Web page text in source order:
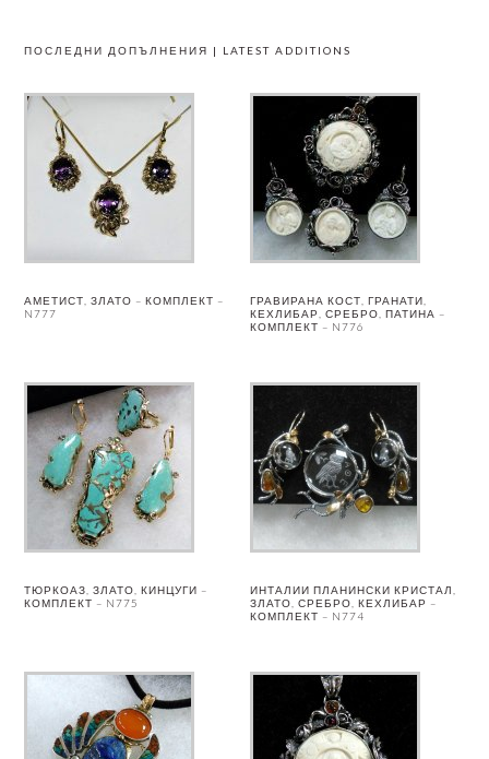
ПОСЛЕДНИ ДОПЪЛНЕНИЯ | LATEST ADDITIONS
АМЕТИСТ, ЗЛАТО – КОМПЛЕКТ –
N777
ГРАВИРАНА КОСТ, ГРАНАТИ,
КЕХЛИБАР, СРЕБРО, ПАТИНА –
КОМПЛЕКТ – N776
ТЮРКОАЗ, ЗЛАТО, КИНЦУГИ –
КОМПЛЕКТ – N775
ИНТАЛИИ ПЛАНИНСКИ КРИСТАЛ,
ЗЛАТО, СРЕБРО, КЕХЛИБАР –
КОМПЛЕКТ – N774